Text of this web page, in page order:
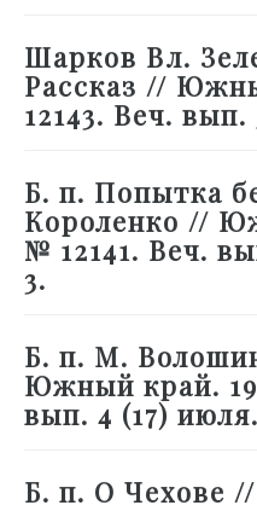
Шарков Вл.
Рассказ //
12143. Веч.
Б. п. Попытка
Короленко //
№ 12141. Веч.
3.
Б. п. М.
Южный край.
вып. 4 (17)
Б. п. О Чехове